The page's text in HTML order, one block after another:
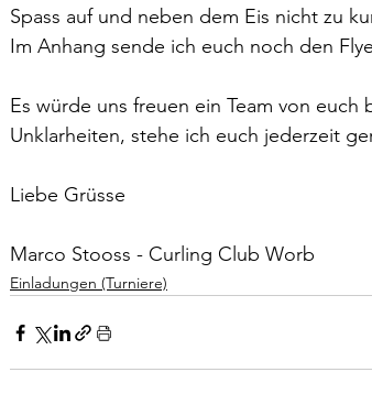
Spass auf und neben dem Eis nicht zu
Im Anhang sende ich euch noch den
Es würde uns freuen ein Team von
Unklarheiten, stehe ich euch jederzeit
Liebe Grüsse
Marco Stooss - Curling Club Worb
Einladungen (Turniere)